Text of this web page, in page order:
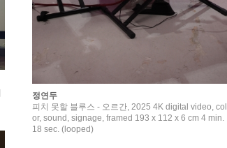
정연두
피치 못할 블루스 - 오르간, 2025 4K digital video, col
or, sound, signage, framed 193 x 112 x 6 cm 4 min.
18 sec. (looped)